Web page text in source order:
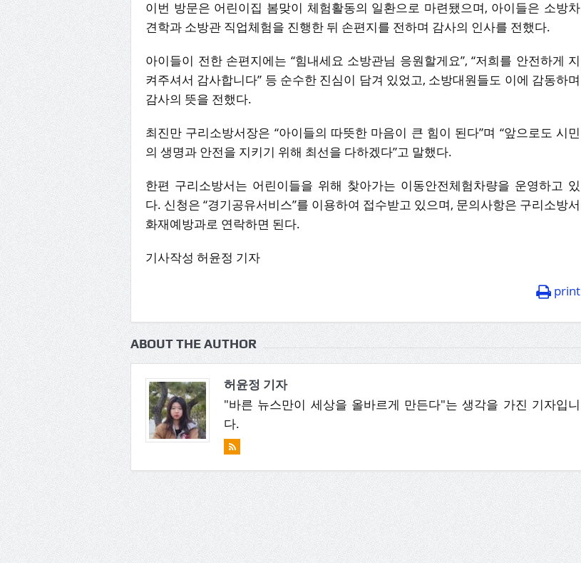
이번 방문은 어린이집 봄맞이 체험활동의 일환으로 마련됐으며, 아이들은 소방차
견학과 소방관 직업체험을 진행한 뒤 손편지를 전하며 감사의 인사를 전했다.
아이들이 전한 손편지에는 “힘내세요 소방관님 응원할게요”, “저희를 안전하게 지
켜주셔서 감사합니다” 등 순수한 진심이 담겨 있었고, 소방대원들도 이에 감동하며
감사의 뜻을 전했다.
최진만 구리소방서장은 “아이들의 따뜻한 마음이 큰 힘이 된다”며 “앞으로도 시민
의 생명과 안전을 지키기 위해 최선을 다하겠다”고 말했다.
한편 구리소방서는 어린이들을 위해 찾아가는 이동안전체험차량을 운영하고 있
다. 신청은 “경기공유서비스”를 이용하여 접수받고 있으며, 문의사항은 구리소방서
화재예방과로 연락하면 된다.
기사작성 허윤정 기자
print
ABOUT THE AUTHOR
허윤정 기자
"바른 뉴스만이 세상을 올바르게 만든다"는 생각을 가진 기자입니
다.